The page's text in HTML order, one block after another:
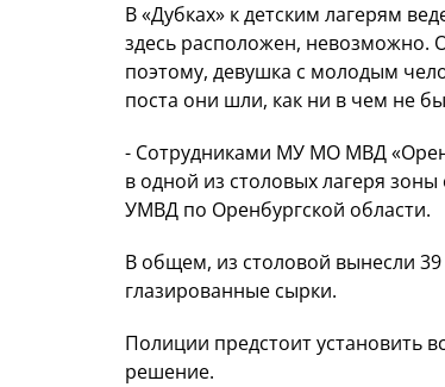
В «Дубках» к детским лагерям
здесь расположен, невозможно.
поэтому, девушка с молодым
поста они шли, как ни в чем не
- Сотрудниками МУ МО МВД
в одной из столовых лагеря
УМВД по Оренбургской области.
В общем, из столовой вынесли
глазированные сырки.
Полиции предстоит установить
решение.